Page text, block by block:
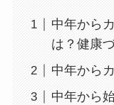
中年から
は？健康
中年から
中年から